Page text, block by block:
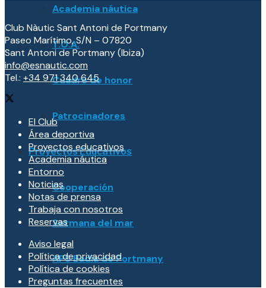
Academia náutica
T.O.A.
Cuadro de honor
Patrocinadores
Proyectos Educativos
Cooperación
Setmana del mar
APS Badia de Portmany
Club Nàutic Sant Antoni de Portmany
Paseo Marítimo, S/N – 07820
Sant Antoni de Portmany (Ibiza)
info@esnautic.com
Tel.: +34 971 340 645
El Club
Área deportiva
Proyectos educativos
Academia náutica
Entorno
Noticias
Notas de prensa
Trabaja con nosotros
Reservas
Aviso legal
Política de privacidad
Política de cookies
Preguntas frecuentes